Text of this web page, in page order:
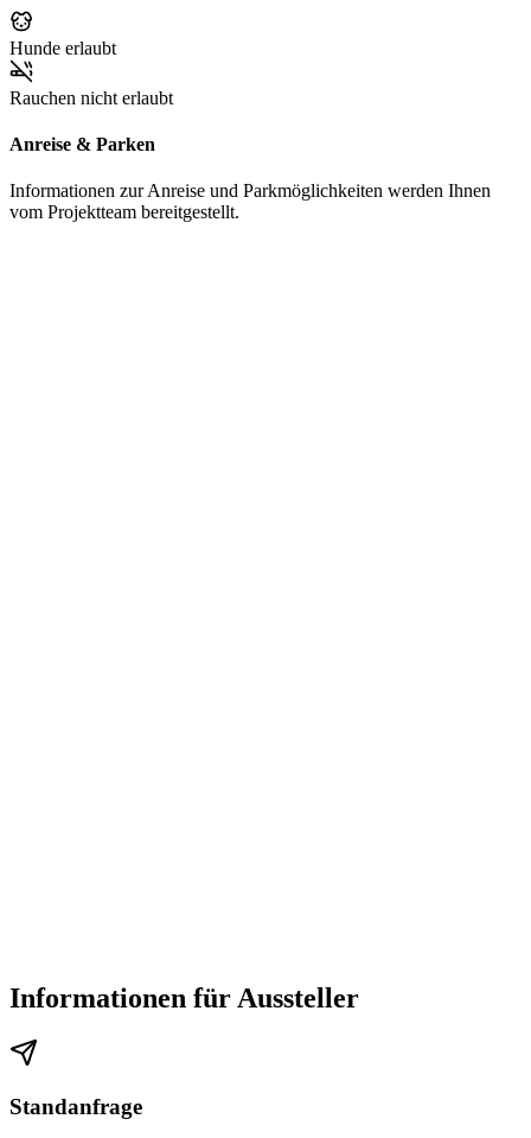
Hunde erlaubt
Rauchen nicht erlaubt
Anreise & Parken
Informationen zur Anreise und Parkmöglichkeiten werden Ihnen
vom Projektteam bereitgestellt.
Informationen für Aussteller
Standanfrage